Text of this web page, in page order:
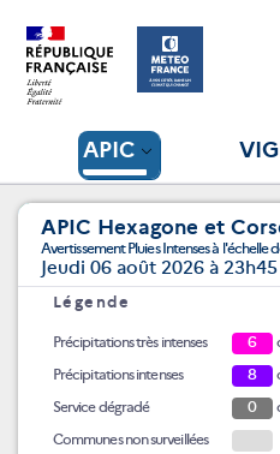
APIC
APIC Hexagone et
Avertissement Pluies Intenses à l'échelle
Jeudi 06 août 2026 à 23h45
Légende
Précipitations très intenses 6
Précipitations intenses
8
Service dégradé
0
Communes non surveillées